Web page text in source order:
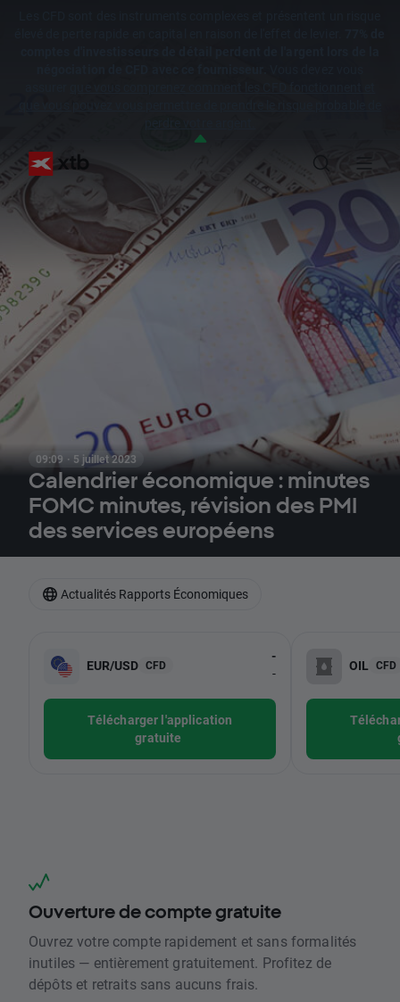
09:09 · 5 juillet 2023
Calendrier économique : minutes
FOMC minutes, révision des PMI
des services européens
EUR/USD CFD
-
-
Télécharger l'application
gratuite
OIL CFD
Ouverture de compte gratuite
Ouvrez votre compte rapidement et sans formalités
inutiles — entièrement gratuitement. Profitez de
dépôts et retraits sans aucuns frais.
Actualités Rapports Économiques